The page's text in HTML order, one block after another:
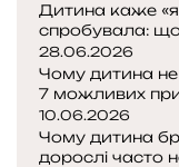
д
ж
і
:
п
о
д
Дитина каже
спробувала: що
28.06.2026
Чому дитина не
7 можливих
10.06.2026
Чому дитина
дорослі часто